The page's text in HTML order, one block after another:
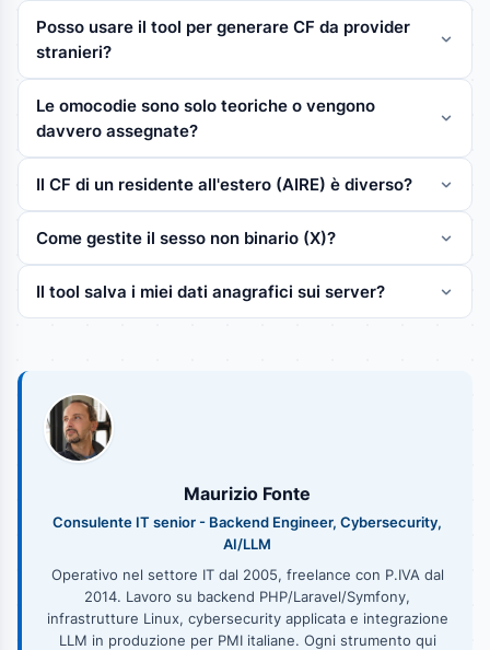
Posso usare il tool per generare CF da provider
stranieri?
Le omocodie sono solo teoriche o vengono
davvero assegnate?
Il CF di un residente all'estero (AIRE) è diverso?
Come gestite il sesso non binario (X)?
Il tool salva i miei dati anagrafici sui server?
Maurizio Fonte
Consulente IT senior - Backend Engineer, Cybersecurity,
AI/LLM
Operativo nel settore IT dal 2005, freelance con P.IVA dal
2014. Lavoro su backend PHP/Laravel/Symfony,
infrastrutture Linux, cybersecurity applicata e integrazione
LLM in produzione per PMI italiane. Ogni strumento qui